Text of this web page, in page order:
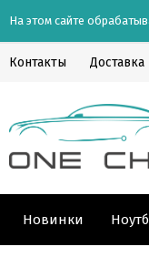
На этом сайте
Контакты Доставка
Новинки